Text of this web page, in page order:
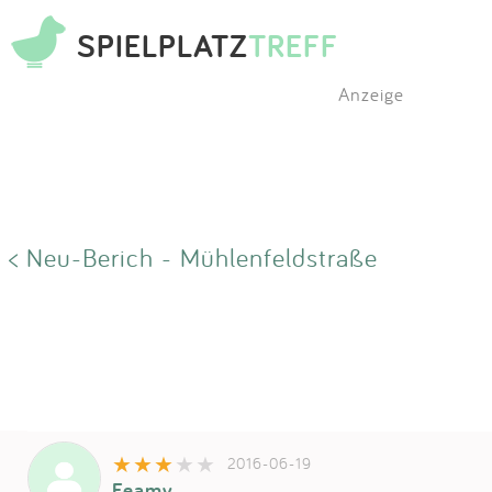
SPIELPLATZTREFF
Anzeige
< Neu-Berich - Mühlenfeldstraße
2016-06-19